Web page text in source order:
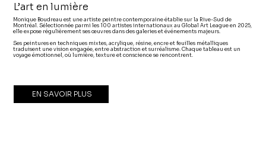
L’art en lumière
Monique Boudreau est une artiste peintre contemporaine établie sur la Rive-Sud de
Montréal. Sélectionnée parmi les 100 artistes internationaux au Global Art League en 2025,
elle expose régulièrement ses œuvres dans des galeries et événements majeurs.
Ses peintures en techniques mixtes, acrylique, résine, encre et feuilles métalliques
traduisent une vision engagée, entre abstraction et surréalisme. Chaque tableau est un
voyage émotionnel, où lumière, texture et conscience se rencontrent.
EN SAVOIR PLUS